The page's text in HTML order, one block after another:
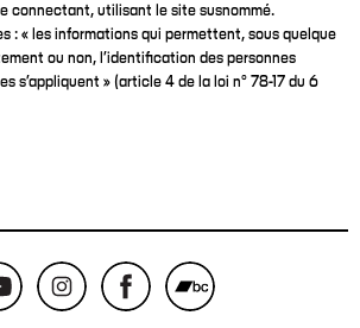
connectant, utilisant le site susnommé.
: « les informations qui permettent, sous quelque
ou non, l’identification des personnes
s’appliquent » (article 4 de la loi n° 78-17 du 6